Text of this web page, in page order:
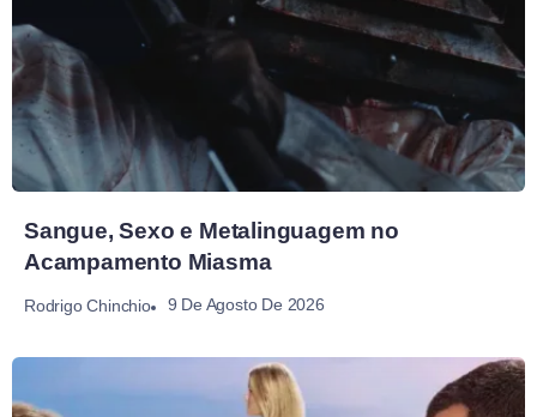
Sangue, Sexo e Metalinguagem no
Acampamento Miasma
Rodrigo Chinchio 9 De Agosto De 2026